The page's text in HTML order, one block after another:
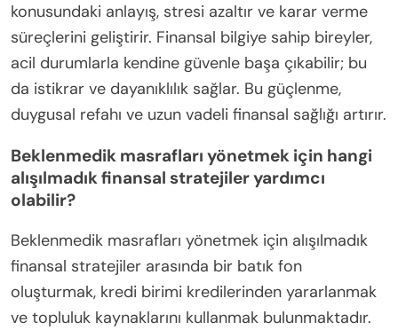
konusundaki anlayış, stresi azaltır ve karar verme
süreçlerini geliştirir. Finansal bilgiye sahip bireyler,
acil durumlarla kendine güvenle başa çıkabilir; bu
da istikrar ve dayanıklılık sağlar. Bu güçlenme,
duygusal refahı ve uzun vadeli finansal sağlığı artırır.
Beklenmedik masrafları yönetmek için hangi
alışılmadık finansal stratejiler yardımcı
olabilir?
Beklenmedik masrafları yönetmek için alışılmadık
finansal stratejiler arasında bir batık fon
oluşturmak, kredi birimi kredilerinden yararlanmak
ve topluluk kaynaklarını kullanmak bulunmaktadır.